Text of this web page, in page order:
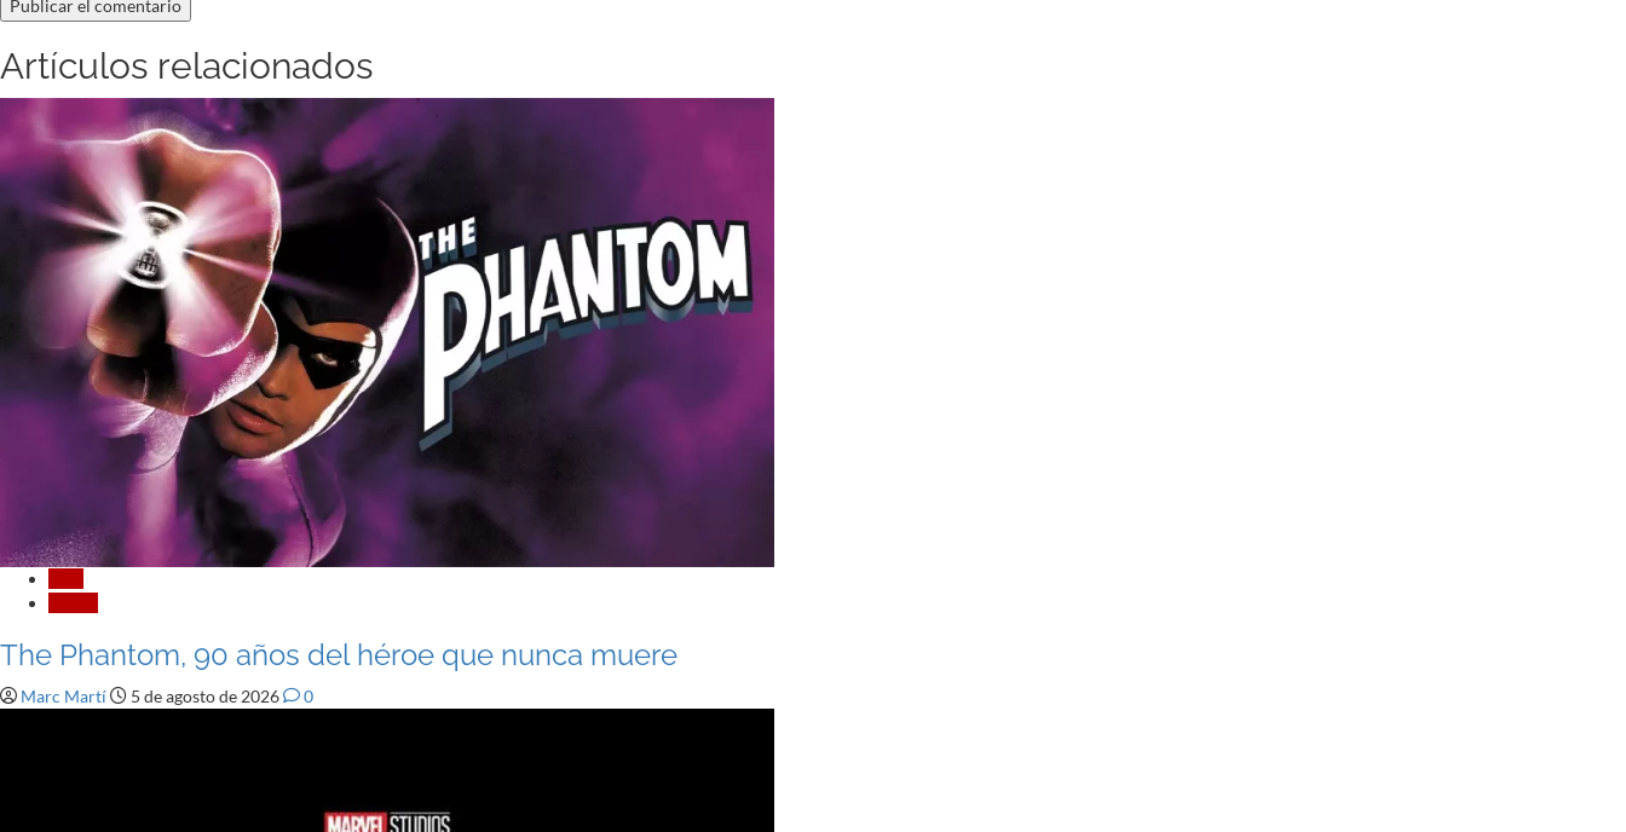
Artículos relacionados
The Phantom, 90 años del héroe que nunca muere
Marc Martí 5 de agosto de 2026 0